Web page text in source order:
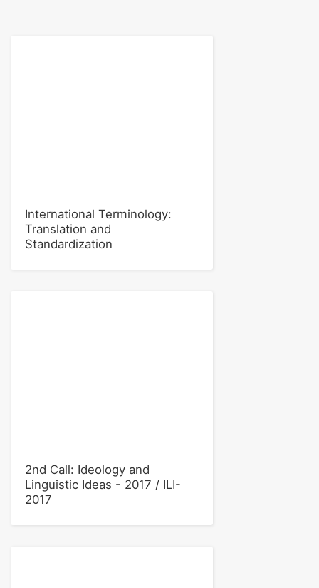
International Terminology:
Translation and
Standardization
2nd Call: Ideology and
Linguistic Ideas - 2017 / ILI-
2017